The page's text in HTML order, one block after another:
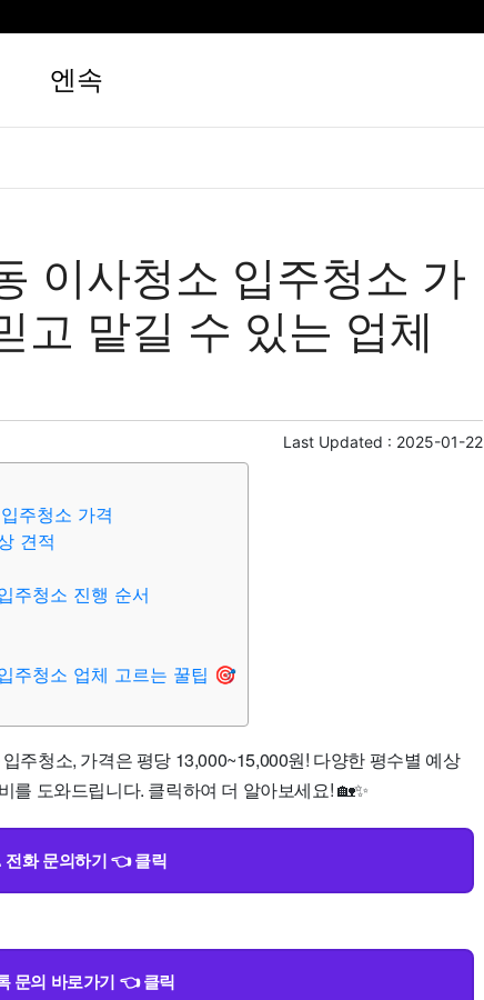
엔속
이사청소 입주청소 가
고 맡길 수 있는 업체
Last Updated : 2025-01-22
주청소 가격
견적
주청소 진행 순서
주청소 업체 고르는 꿀팁 🎯
주청소, 가격은 평당 13,000~15,000원! 다양한 평수별 예상
를 도와드립니다. 클릭하여 더 알아보세요! 🏡✨
전화 문의하기 👈 클릭
문의 바로가기 👈 클릭